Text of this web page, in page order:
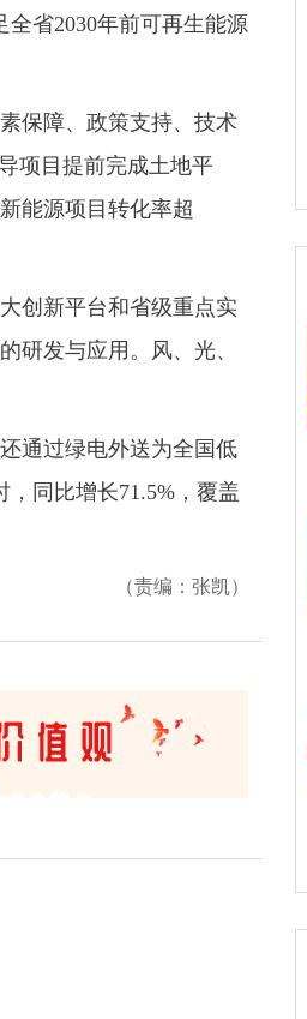
省2030年前可再生能源
保障、政策支持、技术
项目提前完成土地平
能源项目转化率超
创新平台和省级重点实
研发与应用。风、光、
通过绿电外送为全国低
同比增长71.5%，覆盖
（责编：张凯）